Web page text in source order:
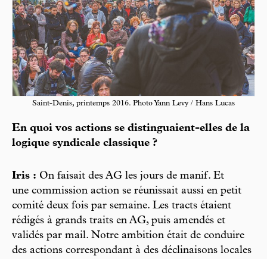
Saint-Denis, printemps 2016. Photo Yann Levy / Hans Lucas
En quoi vos actions se distinguaient-elles de la
logique syndicale classique ?
Iris : On faisait des AG les jours de manif. Et
une commission action se réunissait aussi en petit
comité deux fois par semaine. Les tracts étaient
rédigés à grands traits en AG, puis amendés et
validés par mail. Notre ambition était de conduire
des actions correspondant à des déclinaisons locales